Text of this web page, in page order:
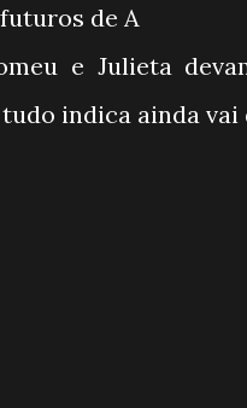
de A
e Julieta
tudo indica ainda